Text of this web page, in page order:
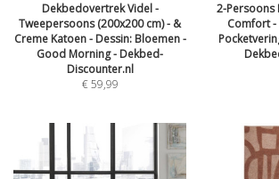
Dekbedovertrek Videl -
Tweepersoons (200x200 cm) - &
Creme Katoen - Dessin: Bloemen -
Good Morning - Dekbed-
Discounter.nl
€59,99
2-Persoons
Comfort -